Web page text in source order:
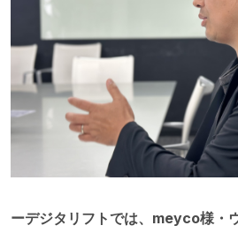
ーデジタリフトでは、meyco様・